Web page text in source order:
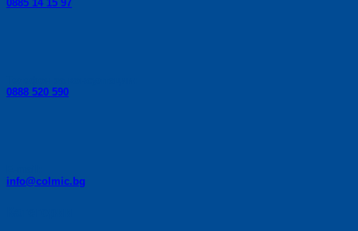
0885 14 15 97
0888 520 590
info@colmic.bg